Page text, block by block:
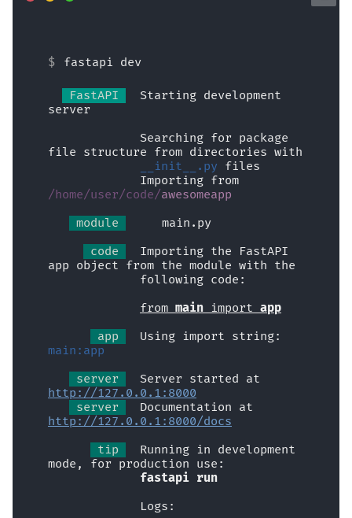
Параметри кукі
Параметри заголовків
Моделі параметрів Cookie
заголовків
Модель відповіді — Тип, що
повертається
Код статусу відповіді
Дані форми
Моделі форм
Використання Request
безпосередньо
програмне забезпечення
Підзастосунки -
WebSockets
Події тривалості життя
Тестування подій:
Використовуйте старі коди
статусу помилки
автентифікації 403
Custom Response Classes -
File, HTML, Redirect,
Streaming, etc.
Server-Sent Events -
EventSourceResponse and
Middleware
OpenAPI
Encoders - jsonable_encoder
Static Files - StaticFiles
Templating - Jinja2Templates
Test Client - TestClient
fastapi dev
FastAPI
  Starting development
server 🚀
file structure from directories with
__init__.py files
/home/user/code/awesomeapp
module
  🐍 main.py
code
  Importing the FastAPI
app object from the module with the
             following code:
from main import app
app
main:app
server
http://127.0.0.1:8000
server
http://127.0.0.1:8000/docs
tip
  Running in development
mode, for production use:
fastapi run
             Logs: